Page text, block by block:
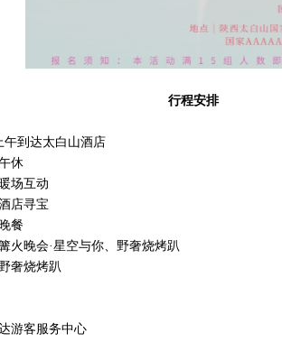
行程安排
午到达太白山酒店
休
场互动
店寻宝
餐
火晚会·星空与你、野奢烧烤趴
奢烧烤趴
游客服务中心